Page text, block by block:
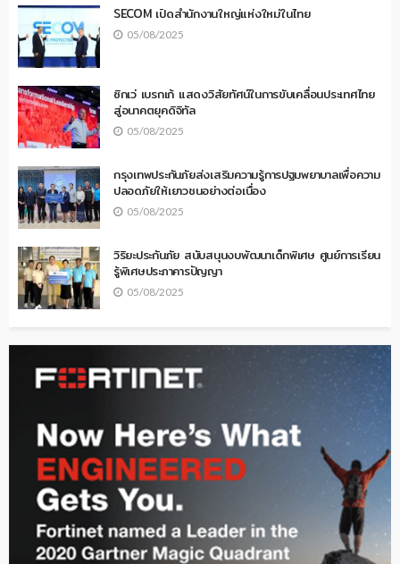
SECOM เปิดสำนักงานใหญ่แห่งใหม่ในไทย
05/08/2025
ซิกเว่ เบรกเก้ แสดงวิสัยทัศน์ในการขับเคลื่อนประเทศไทย
สู่อนาคตยุคดิจิทัล
05/08/2025
กรุงเทพประกันภัยส่งเสริมความรู้การปฐมพยาบาลเพื่อความ
ปลอดภัยให้เยาวชนอย่างต่อเนื่อง
05/08/2025
วิริยะประกันภัย สนับสนุนงบพัฒนาเด็กพิเศษ ศูนย์การเรียน
รู้พิเศษประภาคารปัญญา
05/08/2025